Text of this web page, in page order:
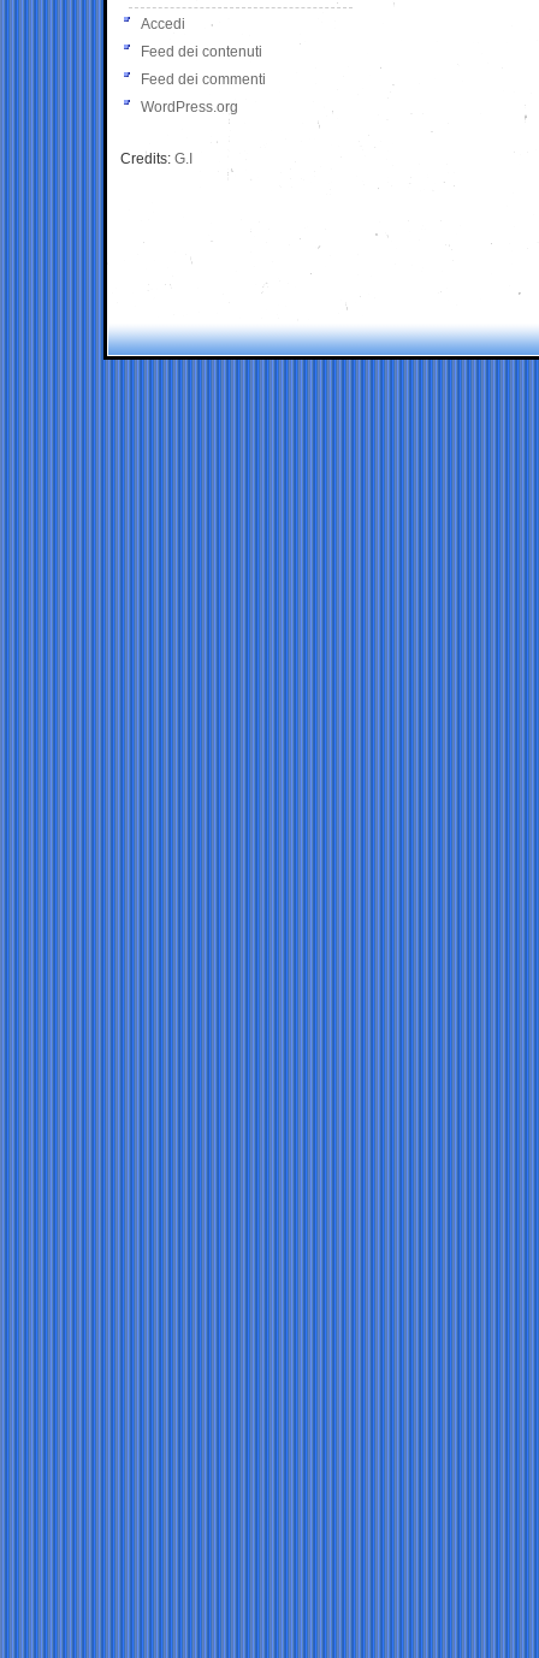
Accedi
Feed dei contenuti
Feed dei commenti
WordPress.org
Credits: G.I